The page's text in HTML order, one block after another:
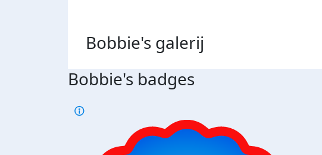
Bobbie's galerij
Bobbie's badges